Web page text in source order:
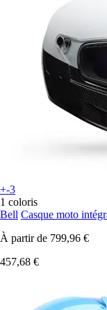
+-3
1 coloris
Bell Casque moto
À partir de 799,96 €
457,68 €